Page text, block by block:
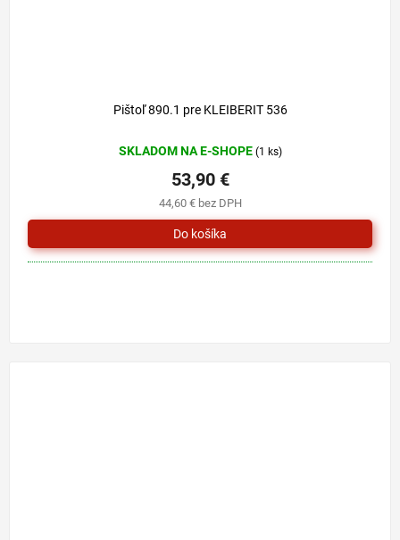
Pištoľ 890.1 pre KLEIBERIT 536
SKLADOM NA E-SHOPE (1 ks)
44,60 € bez DPH
53,90 €